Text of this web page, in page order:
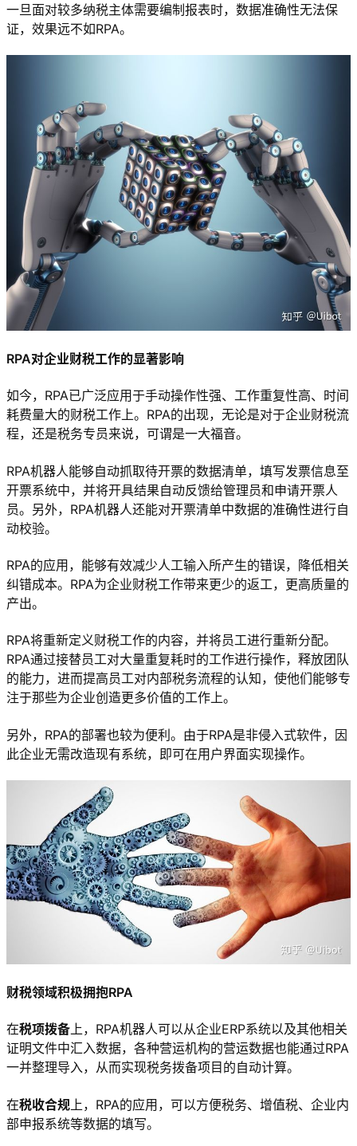
一旦面对较多纳税主体需要编制报表时，数据准确性无法保
证，效果远不如RPA。
RPA对企业财税工作的显著影响
如今，RPA已广泛应用于手动操作性强、工作重复性高、时间
耗费量大的财税工作上。RPA的出现，无论是对于企业财税流
程，还是税务专员来说，可谓是一大福音。
RPA机器人能够自动抓取待开票的数据清单，填写发票信息至
开票系统中，并将开具结果自动反馈给管理员和申请开票人
员。另外，RPA机器人还能对开票清单中数据的准确性进行自
动校验。
RPA的应用，能够有效减少人工输入所产生的错误，降低相关
纠错成本。RPA为企业财税工作带来更少的返工，更高质量的
产出。
RPA将重新定义财税工作的内容，并将员工进行重新分配。
RPA通过接替员工对大量重复耗时的工作进行操作，释放团队
的能力，进而提高员工对内部税务流程的认知，使他们能够专
注于那些为企业创造更多价值的工作上。
另外，RPA的部署也较为便利。由于RPA是非侵入式软件，因
此企业无需改造现有系统，即可在用户界面实现操作。
财税领域积极拥抱RPA
在税项拨备上，RPA机器人可以从企业ERP系统以及其他相关
证明文件中汇入数据，各种营运机构的营运数据也能通过RPA
一并整理导入，从而实现税务拨备项目的自动计算。
在税收合规 上，RPA的应用，可以方便税务、增值税、企业内
部申报系统等数据的填写。